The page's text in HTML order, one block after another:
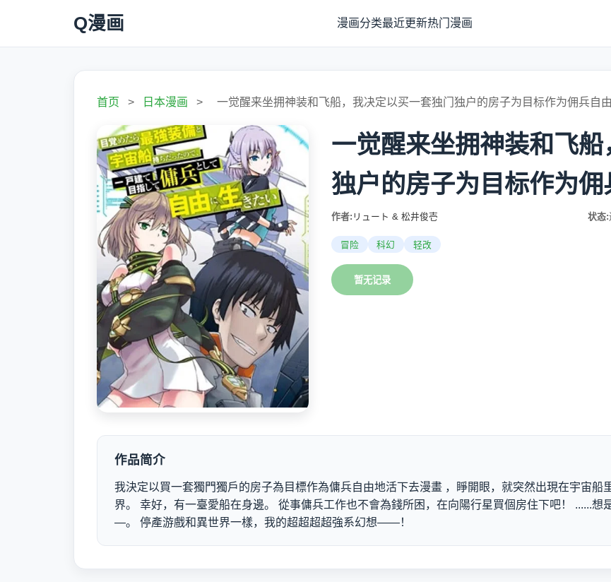
Q漫画 漫画分类最近更新热门漫画
首页 > 日本漫画 > 一觉醒来坐拥神装和飞船，我决定以买一套独门独户的房子为目标作为佣兵自
一觉醒来坐拥神装和飞
独户的房子为目标作为
作者: リュート & 松井俊壱 状态:
冒险 科幻 轻改
暂无记录
作品简介
我決定以買一套獨門獨戶的房子為目標作為傭兵自由地活下去漫畫 ，睜開眼，就突然出現在宇宙船
界。 幸好，有一臺愛船在身邊。 從事傭兵工作也不會為錢所困，在向陽行星買個房住下吧！ ......想
—。 停產游戲和異世界一樣，我的超超超超強系幻想——！